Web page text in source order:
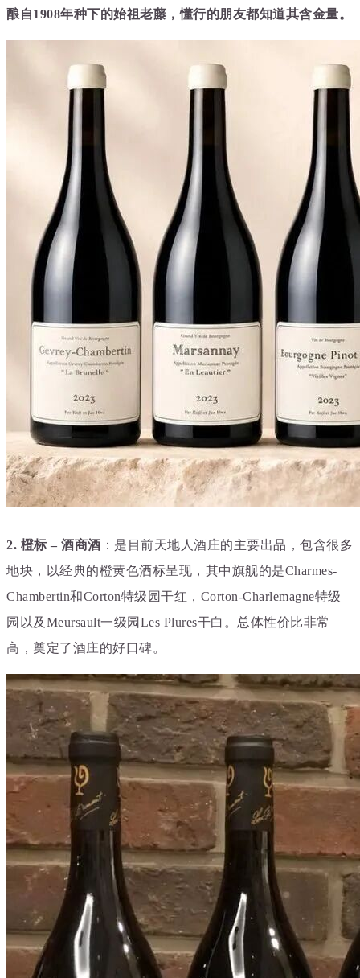
酿自1908年种下的始祖老藤，懂行的朋友都知道其含金量。
2. 橙标 – 酒商酒 ：是目前天地人酒庄的主要出品 ，包含很多
地块，以经典的橙黄色酒标呈现，其中旗舰的是Charmes-
Chambertin和Corton特级园干红，Corton-Charlemagne特级
园以及Meursault一级园Les Plures干白。总体性价比非常
高，奠定了酒庄的好口碑。